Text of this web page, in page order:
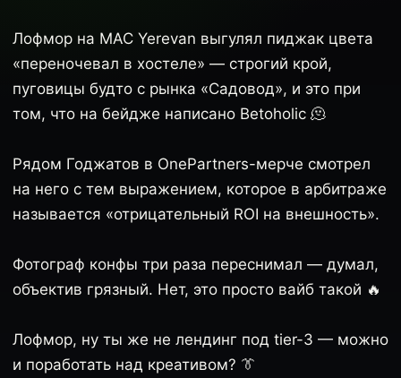
Лофмор на MAC Yerevan выгулял пиджак цвета
«переночевал в хостеле» — строгий крой,
пуговицы будто с рынка «Садовод», и это при
том, что на бейдже написано Betoholic 🫠
Рядом Годжатов в OnePartners-мерче смотрел
на него с тем выражением, которое в арбитраже
называется «отрицательный ROI на внешность».
Фотограф конфы три раза переснимал — думал,
объектив грязный. Нет, это просто вайб такой 🔥
Лофмор, ну ты же не лендинг под tier-3 — можно
и поработать над креативом? 👔